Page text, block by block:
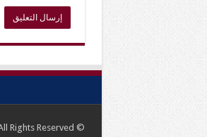
© Copyright 2018, All Rights Reserved